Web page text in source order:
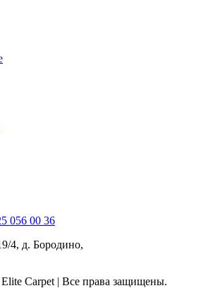
056 00 36
4, д. Бородино,
Elite Carpet | Все права защищены.